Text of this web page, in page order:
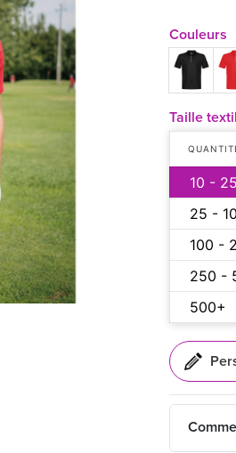
Couleurs
Taille
10 - 25
25 -
100 -
250 -
500+